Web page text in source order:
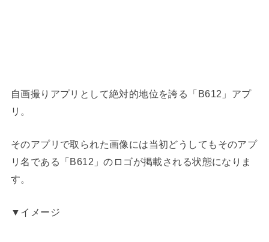
自画撮りアプリとして絶対的地位を誇る「B612」アプ
リ。
そのアプリで取られた画像には当初どうしてもそのアプ
リ名である「B612」のロゴが掲載される状態になりま
す。
▼イメージ